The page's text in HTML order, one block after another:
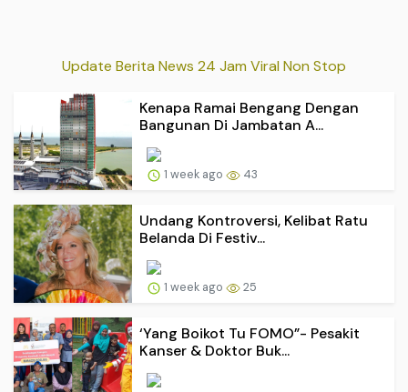
Update Berita News 24 Jam Viral Non Stop
Kenapa Ramai Bengang Dengan
Bangunan Di Jambatan A...
1 week ago 43
Undang Kontroversi, Kelibat Ratu
Belanda Di Festiv...
1 week ago 25
‘Yang Boikot Tu FOMO”- Pesakit
Kanser & Doktor Buk...